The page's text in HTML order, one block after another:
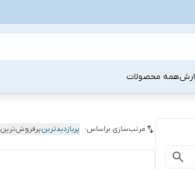
همه محصولات
مرتب‌سازی براساس: پربازدیدترینپرفروش‌ترین